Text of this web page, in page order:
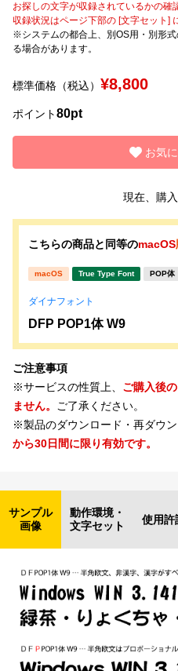
価格帯
〜
リセット
お探しの文字が収録されているかの
収録状況はページ下部の [文字セット]
※システムの都合上、別OS用・別形
る場合があります。
標準価格（税込） ¥8,800
ポイント80pt
お気
現在、購
こちらの商品と同等のmacOS
macOS True Type Font POP体
ダイナフォント
DFP POP1体 W9
ご注意事項
※サービスの性質上、 ご購入後
ません。 ご了承ください。
※製品のダウンロード・再ダウン
から30日間に限り有効です。
サンプル
画像
動作環境・
文字セット
使用許